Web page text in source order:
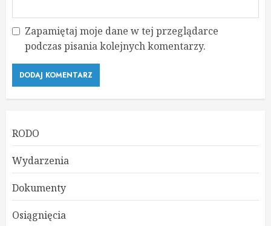
Zapamiętaj moje dane w tej przeglądarce
podczas pisania kolejnych komentarzy.
RODO
Wydarzenia
Dokumenty
Osiągnięcia